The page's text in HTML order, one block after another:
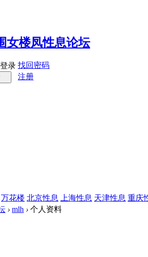
录 找回密码
注册
万花楼 北京性息 上海性息 天津性息 重庆
› mlh › 个人资料